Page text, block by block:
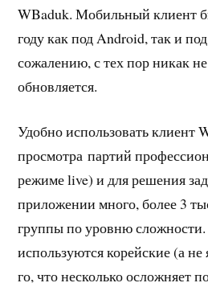
WBaduk. Мобильный клиент
году как под Android, так и
сожалению, с тех пор никак
обновляется.
Удобно использовать клиент
просмотра партий
режиме live) и для решения
приложении много, более 3
группы по уровню
используются корейские (а
го, что несколько осложняет